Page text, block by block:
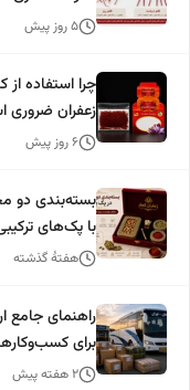
خرید
۵ روز پیش
چرا استفاده
ارزش محصول
۶ روز پیش
بسته‌بندی دو
با پک‌های
هفتهٔ گذشته
راهنمای جامع
برای
۲ هفته پیش